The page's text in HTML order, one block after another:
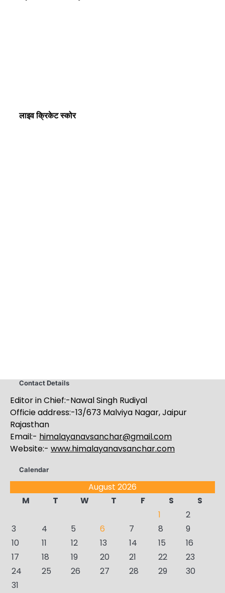
लाइव क्रिकेट स्कोर
Contact Details
Editor in Chief:-Nawal Singh Rudiyal
Officie address:-13/673 Malviya Nagar, Jaipur
Rajasthan
Email:- himalayanavsanchar@gmail.com
Website:- www.himalayanavsanchar.com
Calendar
August 2026
M
T W T F S
S
1
2
3
4 5 6 7 8
9
10
11 12 13 14 15
16
17
18 19 20 21 22
23
24
25 26 27 28 29
30
31